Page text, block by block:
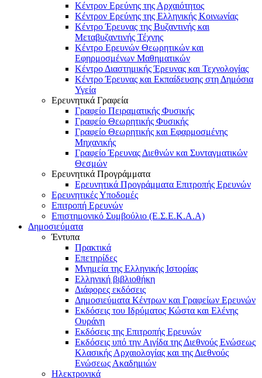
Κέντρον Ερεύνης της Αρχαιότητος
Κέντρον Ερεύνης της Ελληνικής Κοινωνίας
Κέντρο Έρευνας της Βυζαντινής και
Μεταβυζαντινής Τέχνης
Κέντρο Ερευνών Θεωρητικών και
Εφηρμοσμένων Μαθηματικών
Κέντρο Διαστημικής Έρευνας και Τεχνολογίας
Κέντρο Έρευνας και Εκπαίδευσης στη Δημόσια
Υγεία
Ερευνητικά Γραφεία
Γραφείο Πειραματικής Φυσικής
Γραφείο Θεωρητικής Φυσικής
Γραφείο Θεωρητικής και Εφαρμοσμένης
Μηχανικής
Γραφείο Έρευνας Διεθνών και Συνταγματικών
Θεσμών
Ερευνητικά Προγράμματα
Ερευνητικά Προγράμματα Επιτροπής Ερευνών
Ερευνητικές Υποδομές
Επιτροπή Ερευνών
Επιστημονικό Συμβούλιο (Ε.Σ.Ε.Κ.Α.Α)
Δημοσιεύματα
Έντυπα
Πρακτικά
Επετηρίδες
Μνημεία της Ελληνικής Ιστορίας
Ελληνική βιβλιοθήκη
Διάφορες εκδόσεις
Δημοσιεύματα Κέντρων και Γραφείων Ερευνών
Εκδόσεις του Ιδρύματος Κώστα και Ελένης
Ουράνη
Εκδόσεις της Επιτροπής Ερευνών
Εκδόσεις υπό την Αιγίδα της Διεθνούς Ενώσεως
Κλασικής Αρχαιολογίας και της Διεθνούς
Ενώσεως Ακαδημιών
Ηλεκτρονικά